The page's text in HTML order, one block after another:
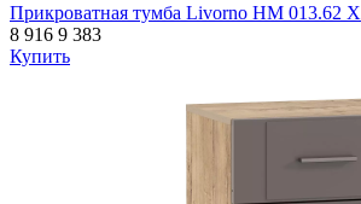
Прикроватная тумба Livorno НМ 013.62 Х
8 916 9 383
Купить